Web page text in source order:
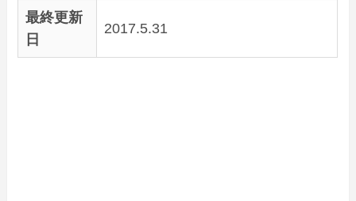
最終更新
日
2017.5.31